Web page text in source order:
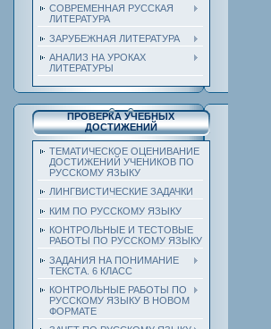
СОВРЕМЕННАЯ РУССКАЯ
ЛИТЕРАТУРА
ЗАРУБЕЖНАЯ ЛИТЕРАТУРА
АНАЛИЗ НА УРОКАХ
ЛИТЕРАТУРЫ
ПРОВЕРКА УЧЕБНЫХ
ДОСТИЖЕНИЙ
ТЕМАТИЧЕСКОЕ ОЦЕНИВАНИЕ
ДОСТИЖЕНИЙ УЧЕНИКОВ ПО
РУССКОМУ ЯЗЫКУ
ЛИНГВИСТИЧЕСКИЕ ЗАДАЧКИ
КИМ ПО РУССКОМУ ЯЗЫКУ
КОНТРОЛЬНЫЕ И ТЕСТОВЫЕ
РАБОТЫ ПО РУССКОМУ ЯЗЫКУ
ЗАДАНИЯ НА ПОНИМАНИЕ
ТЕКСТА. 6 КЛАСС
КОНТРОЛЬНЫЕ РАБОТЫ ПО
РУССКОМУ ЯЗЫКУ В НОВОМ
ФОРМАТЕ